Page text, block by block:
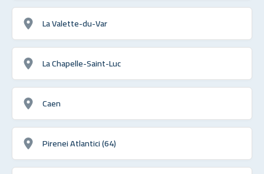
La Valette-du-Var
La Chapelle-Saint-Luc
Caen
Pirenei Atlantici (64)